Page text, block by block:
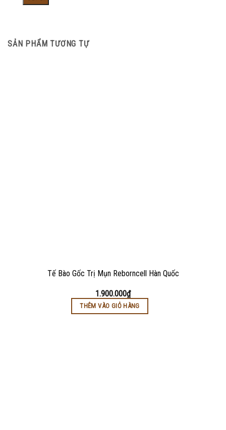
SẢN PHẨM TƯƠNG TỰ
Tế Bào Gốc Trị Mụn Reborncell Hàn Quốc
1.900.000₫
THÊM VÀO GIỎ HÀNG